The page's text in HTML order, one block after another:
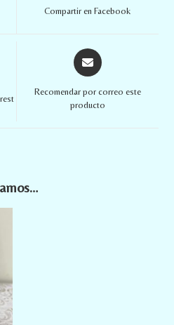
Compartir en Facebook
Recomendar por correo este
producto